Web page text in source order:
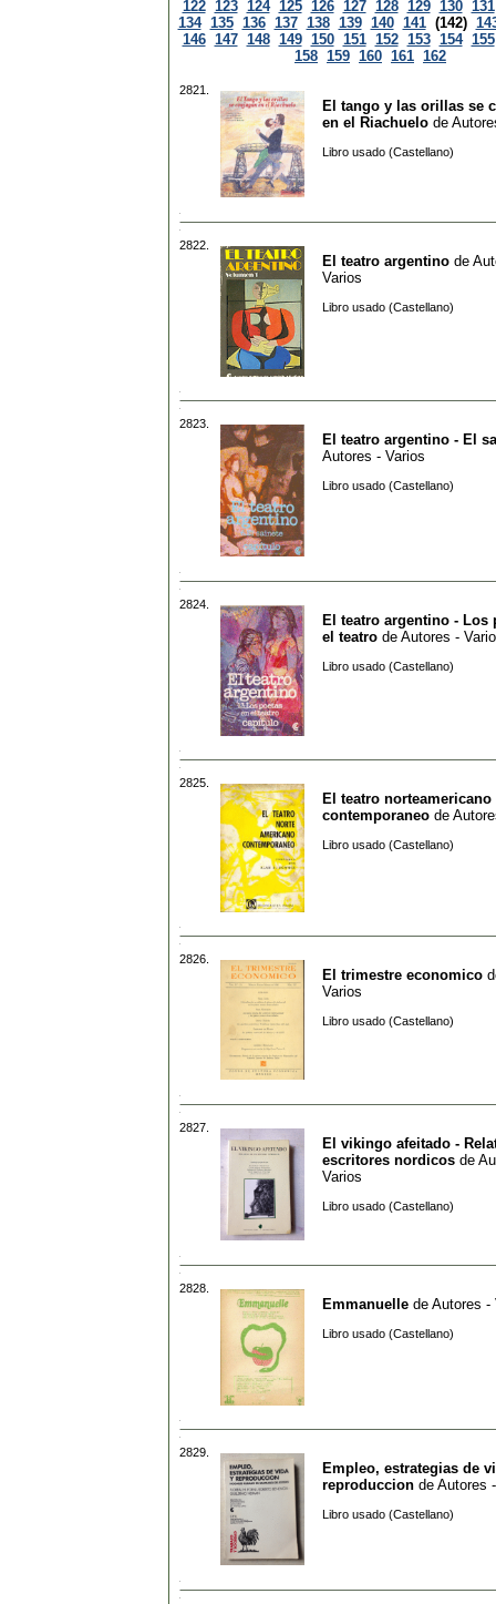
122 123 124 125 126 127 128 129 130 131
134 135 136 137 138 139 140 141 (142)
146 147 148 149 150 151 152 153 154 155
158 159 160 161 162
2821.
El tango y las orillas se
en el Riachuelo de
Libro usado (Castellano)
2822.
El teatro argentino de
Varios
Libro usado (Castellano)
2823.
El teatro argentino - El
Autores - Varios
Libro usado (Castellano)
2824.
El teatro argentino - Los
el teatro de Autores -
Libro usado (Castellano)
2825.
El teatro norteamericano
contemporaneo de
Libro usado (Castellano)
2826.
El trimestre economico
Varios
Libro usado (Castellano)
2827.
El vikingo afeitado -
escritores nordicos de
Varios
Libro usado (Castellano)
2828.
Emmanuelle de Autores -
Libro usado (Castellano)
2829.
Empleo, estrategias de
reproduccion de Autores
Libro usado (Castellano)